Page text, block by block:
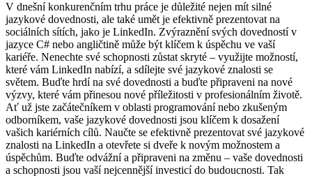
V dnešní‌ konkurenčním trhu práce je důležité nejen ⁤mít silné‍
jazykové ⁢dovednosti, ale také umět ⁢je efektivně prezentovat na
‍sociálních sítích, ⁢jako je LinkedIn. Zvýraznění​ svých dovedností v
jazyce C# nebo angličtině může být klíčem k​ úspěchu ve vaší
kariéře. Nenechte své schopnosti‍ zůstat⁢ skryté – využijte⁣ možností,
které vám ‌LinkedIn nabízí, a sdílejte své⁤ jazykové znalosti se
světem. Buďte hrdí na své dovednosti a buďte připraveni na nové
výzvy, ​které vám přinesou nové příležitosti v profesionálním ⁣životě.‍
Ať ​už jste začátečníkem v ⁤oblasti programování ⁤nebo zkušeným
odborníkem, vaše jazykové dovednosti⁢ jsou klíčem ​k dosažení
vašich ⁣kariérních cílů. Naučte se efektivně​ prezentovat⁣ své jazykové
znalosti​ na LinkedIn a otevřete‍ si dveře k novým ⁤možnostem a
úspěchům. Buďte odvážní a⁣ připraveni na změnu – vaše dovednosti
a schopnosti jsou vaší nejcennější investicí ⁤do‌ budoucnosti. Tak